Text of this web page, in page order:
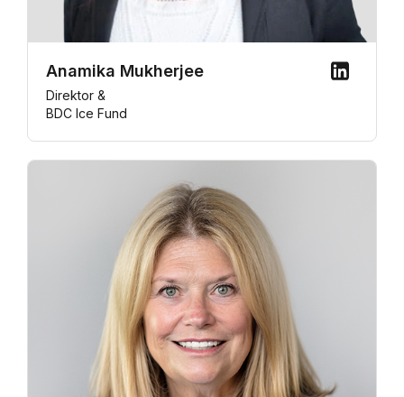
Anamika Mukherjee
Direktor &
BDC Ice Fund